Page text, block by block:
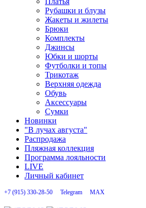
Рубашки и блузы
Жакеты и жилеты
Брюки
Комплекты
Джинсы
Юбки и шорты
Футболки и топы
Трикотаж
Верхняя одежда
Обувь
Аксессуары
Сумки
Новинки
"В лучах августа"
Распродажа
Пляжная коллекция
Программа лояльности
LIVE
Личный кабинет
+7 (915) 330-28-50 Telegram MAX